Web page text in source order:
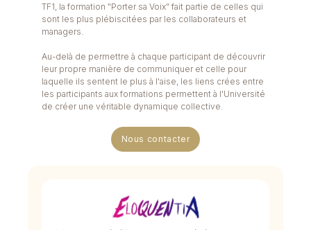
TF1, la formation "Porter sa Voix" fait partie de celles qui
sont les plus plébiscitées par les collaborateurs et
managers.
Au-delà de permettre à chaque participant de découvrir
leur propre manière de communiquer et celle pour
laquelle ils sentent le plus à l'aise, les liens crées entre
les participants aux formations permettent à l'Université
de créer une véritable dynamique collective.
Nous contacter